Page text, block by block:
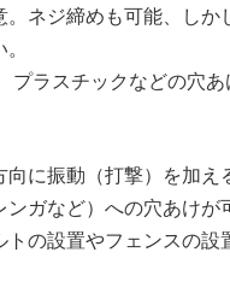
ネジ締めも可能、しか
プラスチックなどの穴
に振動（打撃）を加
ガなど）への穴あけが
の設置やフェンスの